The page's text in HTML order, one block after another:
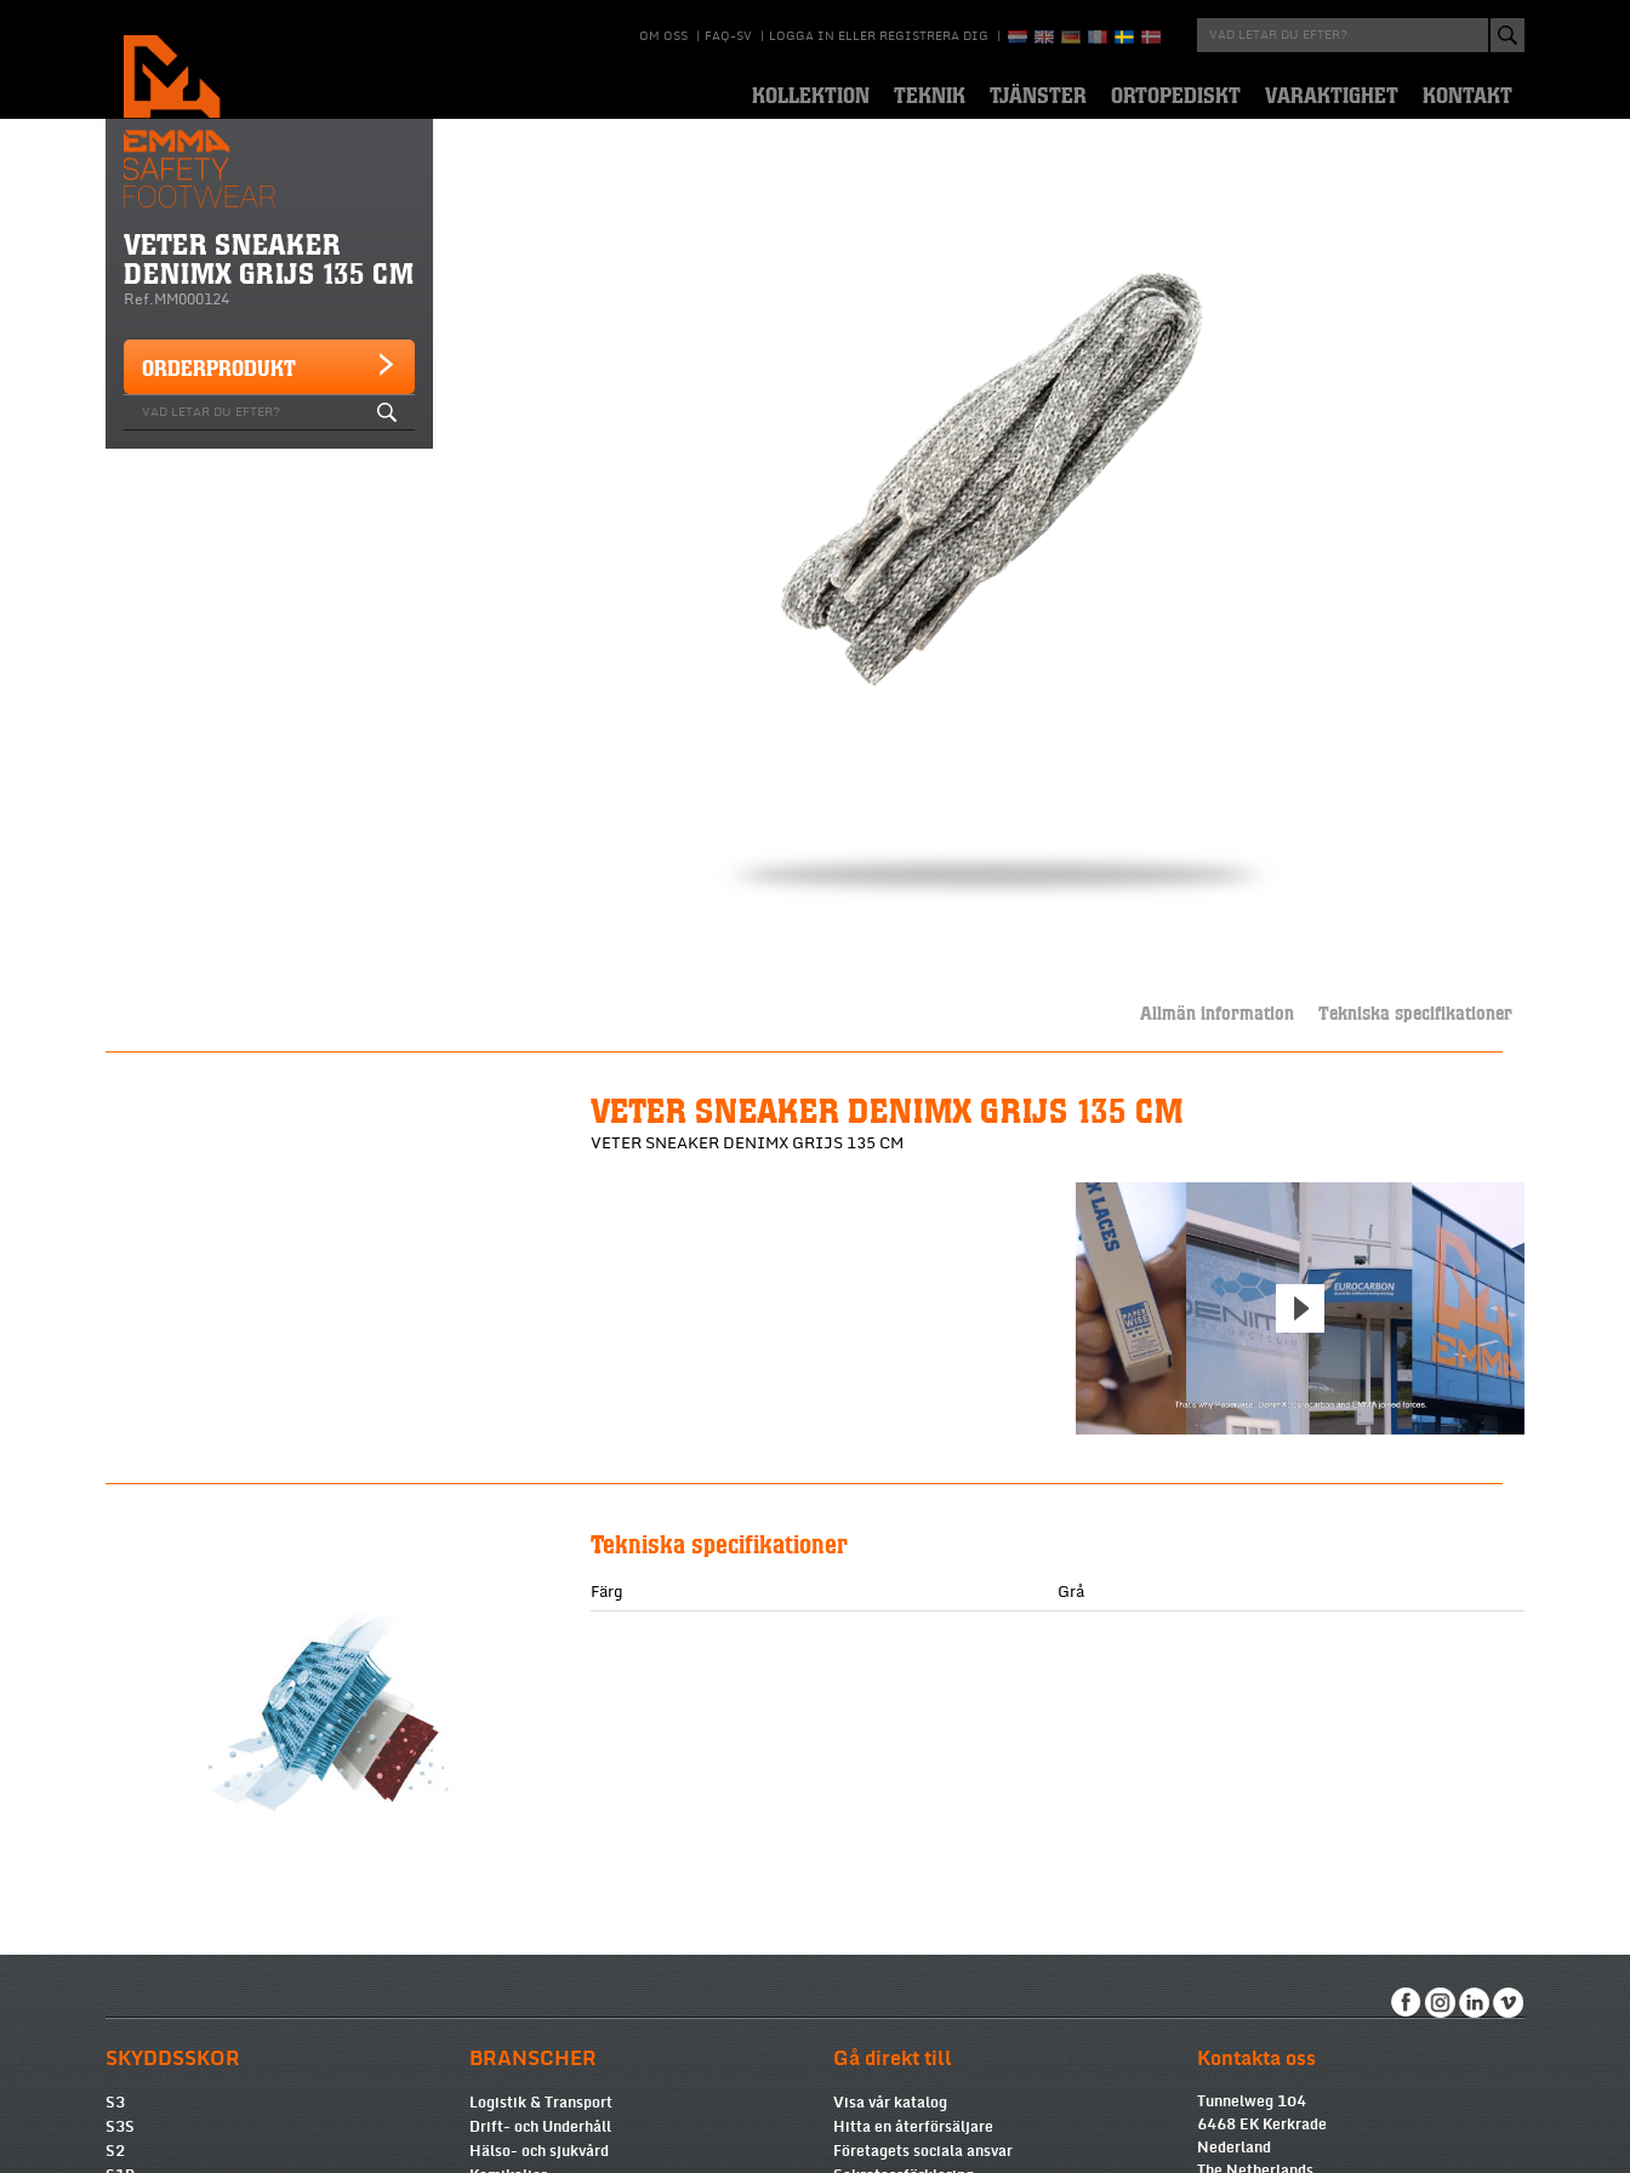
OM OSS | FAQ-SV | LOGGA IN ELLER REGISTRERA DIG |
KOLLEKTION TEKNIK TJÄNSTER ORTOPEDISKT VARAKTIGHET KONTAKT
VETER SNEAKER
DENIMX GRIJS 135 CM
Ref.MM000124
ORDERPRODUKT
Allmän information Tekniska specifikationer
VETER SNEAKER DENIMX GRIJS 135 CM
VETER SNEAKER DENIMX GRIJS 135 CM
Tekniska specifikationer
Färg Grå
SKYDDSSKOR
S3
S3S
S2
BRANSCHER
Logistik & Transport
Drift- och Underhåll
Hälso- och sjukvård
Gå direkt till
Visa vår katalog
Hitta en återförsäljare
Företagets sociala ansvar
Kontakta oss
Tunnelweg 104
6468 EK Kerkrade
Nederland